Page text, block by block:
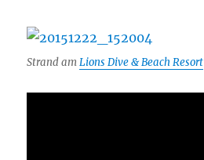
Strand amLions Dive & Beach Resort